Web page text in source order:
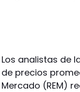
Los analistas de
de precios
Mercado (REM)